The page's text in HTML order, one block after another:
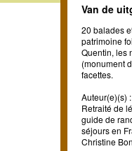
Van de
20 balades
patrimoine
Quentin, les
(monument
facettes.
Auteur(e)(s) :
Retraité de
guide de
séjours en
Christine